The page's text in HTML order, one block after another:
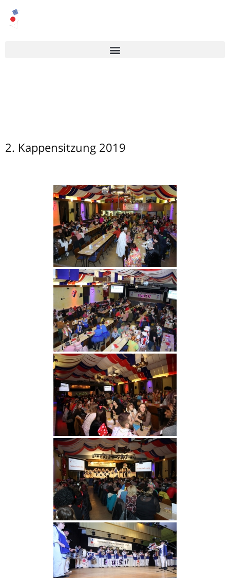
2. Kappensitzung 2019